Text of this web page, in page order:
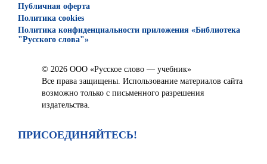
Публичная оферта
Политика cookies
Политика конфиденциальности приложения «Библиотека
"Русского слова"»
© 2026 ООО «Русское слово — учебник»
Все права защищены. Использование материалов сайта
возможно только с письменного разрешения
издательства.
ПРИСОЕДИНЯЙТЕСЬ!